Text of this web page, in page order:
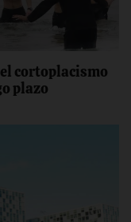
cortoplacismo
plazo